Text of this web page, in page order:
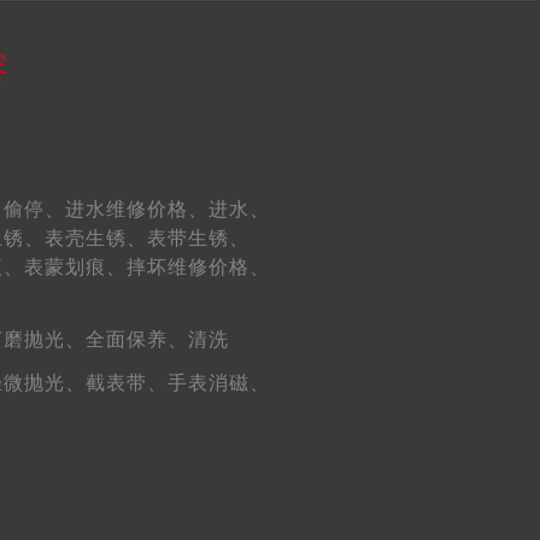
偷停、 进水维修价格、 进水、
、 表壳生锈、 表带生锈、
表蒙划痕、 摔坏维修价格、
抛光、 全面保养、 清洗
抛光、 截表带、 手表消磁、